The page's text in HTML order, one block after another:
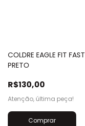
COLDRE EAGLE FIT FAST
PRETO
R$130,00
Atenção, última peça!
Comprar